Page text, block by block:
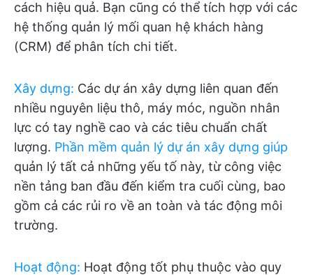
cách hiệu quả. Bạn cũng có thể tích hợp với các
hệ thống quản lý mối quan hệ khách hàng
(CRM) để phân tích chi tiết.
Xây dựng: Các dự án xây dựng liên quan đến
nhiều nguyên liệu thô, máy móc, nguồn nhân
lực có tay nghề cao và các tiêu chuẩn chất
lượng. Phần mềm quản lý dự án xây dựng giúp
quản lý tất cả những yếu tố này, từ công việc
nền tảng ban đầu đến kiểm tra cuối cùng, bao
gồm cả các rủi ro về an toàn và tác động môi
trường.
Hoạt động: Hoạt động tốt phụ thuộc vào quy